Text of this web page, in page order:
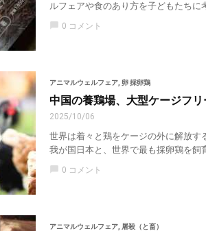
ルフェアや食のあり方を子どもたちに
chat_bubble 0 コメント
アニマルウェルフェア 卵 採卵鶏
中国の養鶏場、大型ケージフリ
2025/10/06
世界は着々と鶏をケージの外に解放
我が国日本と、世界で最も採卵鶏を飼
chat_bubble 0 コメント
アニマルウェルフェア 屠殺（と畜）